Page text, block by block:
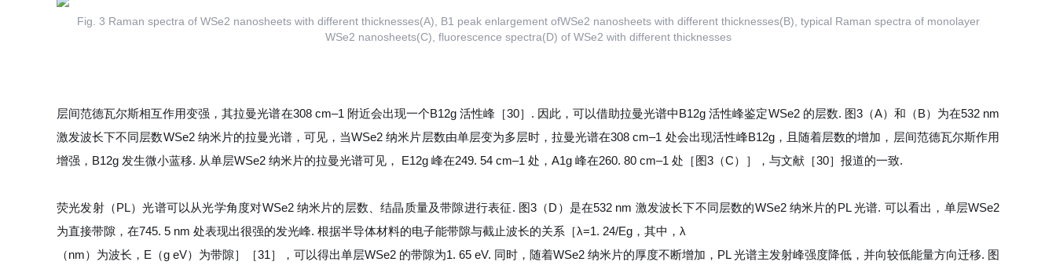
Fig. 3 Raman spectra of WSe2 nanosheets with different thicknesses(A), B1 peak enlargement ofWSe2 nanosheets with different thicknesses(B), typical Raman spectra of monolayer
WSe2 nanosheets(C), fluorescence spectra(D) of WSe2 with different thicknesses
层间范德瓦尔斯相互作用变强，其拉曼光谱在308 cm‒1 附近会出现一个B12g 活性峰［30］. 因此，可以借助拉曼光谱中B12g 活性峰鉴定WSe2 的层数. 图3（A）和（B）为在532 nm
激发波长下不同层数WSe2 纳米片的拉曼光谱，可见，当WSe2 纳米片层数由单层变为多层时，拉曼光谱在308 cm‒1 处会出现活性峰B12g，且随着层数的增加，层间范德瓦尔斯作用
增强，B12g 发生微小蓝移. 从单层WSe2 纳米片的拉曼光谱可见， E12g 峰在249. 54 cm‒1 处，A1g 峰在260. 80 cm‒1 处［图3（C）］，与文献［30］报道的一致.
荧光发射（PL）光谱可以从光学角度对WSe2 纳米片的层数、结晶质量及带隙进行表征. 图3（D）是在532 nm 激发波长下不同层数的WSe2 纳米片的PL 光谱. 可以看出，单层WSe2
为直接带隙，在745. 5 nm 处表现出很强的发光峰. 根据半导体材料的电子能带隙与截止波长的关系［λ=1. 24/Eg，其中， λ
（nm）为波长， E （g eV）为带隙］［31］，可以得出单层WSe2 的带隙为1. 65 eV. 同时，随着WSe2 纳米片的厚度不断增加，PL 光谱主发射峰强度降低，并向较低能量方向迁移. 图